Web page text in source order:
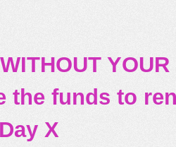
the funds to
X